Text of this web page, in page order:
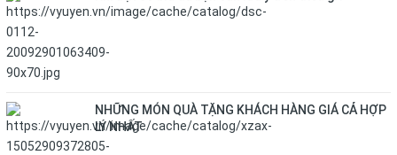
NHỮNG MÓN QUÀ TẶNG KHÁCH HÀNG GIÁ CẢ HỢP
LÝ NHẤT